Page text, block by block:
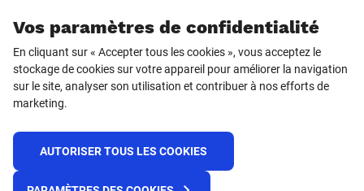
Vos paramètres de confidentialité
En cliquant sur « Accepter tous les cookies », vous acceptez le
stockage de cookies sur votre appareil pour améliorer la navigation
sur le site, analyser son utilisation et contribuer à nos efforts de
marketing.
AUTORISER TOUS LES COOKIES
SUIVEZ-NOUS SUR
Facebook LinkedIn
© 2025 APOK